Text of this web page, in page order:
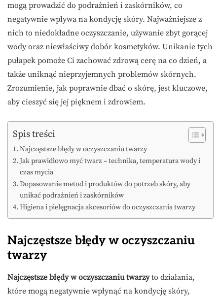
mogą prowadzić do podrażnień i zaskórników, co
negatywnie wpływa na kondycję skóry. Najważniejsze z
nich to niedokładne oczyszczanie, używanie zbyt gorącej
wody oraz niewłaściwy dobór kosmetyków. Unikanie tych
pułapek pomoże Ci zachować zdrową cerę na co dzień, a
także uniknąć nieprzyjemnych problemów skórnych.
Zrozumienie, jak poprawnie dbać o skórę, jest kluczowe,
aby cieszyć się jej pięknem i zdrowiem.
Spis treści
Najczęstsze błędy w oczyszczaniu twarzy
Jak prawidłowo myć twarz – technika, temperatura wody i
czas mycia
Dopasowanie metod i produktów do potrzeb skóry, aby
unikać podrażnień i zaskórników
Higiena i pielęgnacja akcesoriów do oczyszczania twarzy
Najczęstsze błędy w oczyszczaniu
twarzy
Najczęstsze błędy w oczyszczaniu twarzyto działania,
które mogą negatywnie wpłynąć na kondycję skóry,